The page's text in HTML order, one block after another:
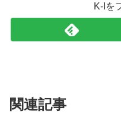
K-Iを
関連記事